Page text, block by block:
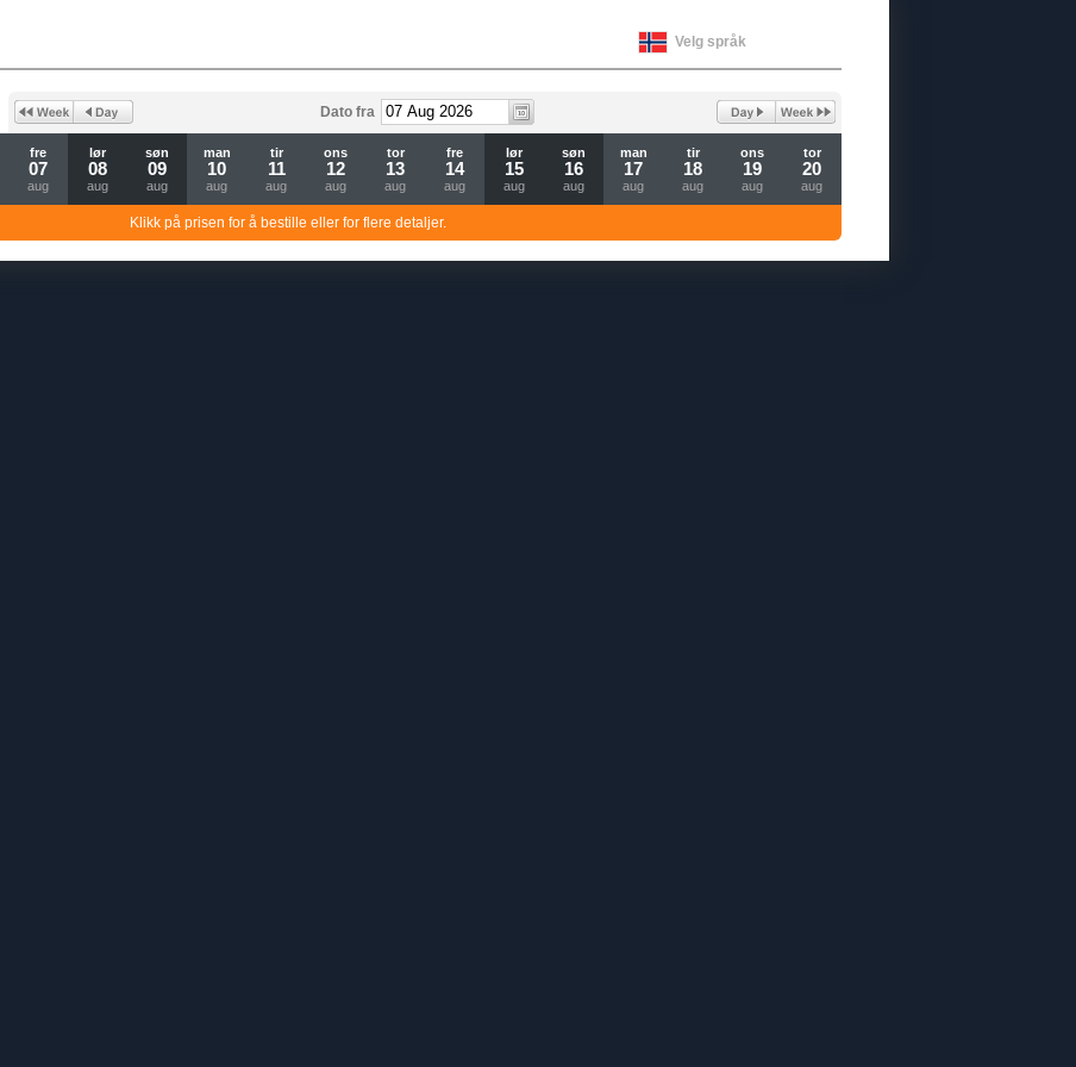
Velg språk
Dato fra
fre
07
aug
lør
08
aug
søn
09
aug
man
10
aug
tir
11
aug
ons
12
aug
tor
13
aug
fre
14
aug
lør
15
aug
søn
16
aug
man
17
aug
tir
18
aug
ons
19
aug
tor
20
aug
Klikk på prisen for å bestille eller for flere detaljer.